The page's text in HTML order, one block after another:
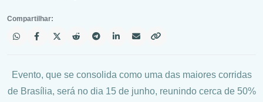
Compartilhar:
Evento, que se consolida como uma das maiores corridas
de Brasília, será no dia 15 de junho, reunindo cerca de 50%